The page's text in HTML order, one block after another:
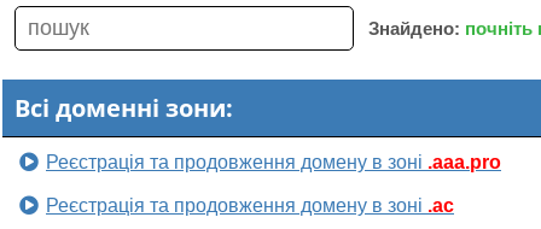
Знайдено:
Всі доменні зони:
Реєстрація та продовження домену в зоні .aaa.pro
Реєстрація та продовження домену в зоні .ac